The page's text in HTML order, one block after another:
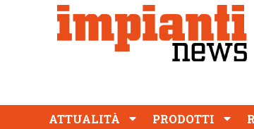
ATTUALITÀ PRODOTTI
PROFESSIONE
ATTUALITÀ PRODOTTI